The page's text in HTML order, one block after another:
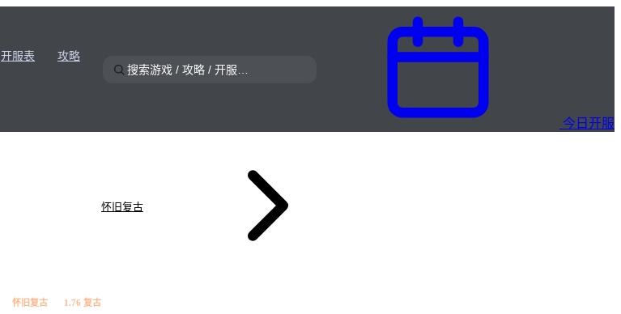
开服表 攻略
今日开服
怀旧复古
怀旧复古 1.76 复古